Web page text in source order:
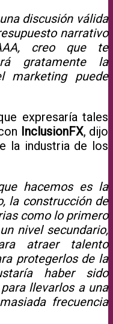
discusión válida
narrativo
creo que te
gratamente la
marketing puede
expresaría tales
InclusionFX, dijo
la industria de los
hacemos es la
la construcción de
como lo primero
nivel secundario,
atraer talento
protegerlos de la
haber sido
llevarlos a una
frecuencia